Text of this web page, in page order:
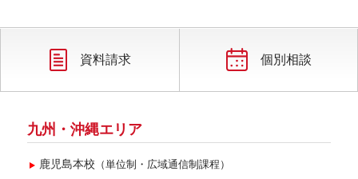
資料請求 個別相談
九州・沖縄エリア
鹿児島本校 （単位制・広域通信制課程）